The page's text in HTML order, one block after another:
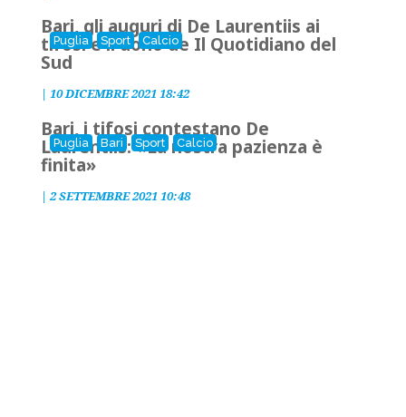
Puglia Sport Calcio
Bari, gli auguri di De Laurentiis ai
tifosi e il dono de Il Quotidiano del
Sud
| 10 DICEMBRE 2021 18:42
Puglia Bari Sport Calcio
Bari, i tifosi contestano De
Laurentiis: «La nostra pazienza è
finita»
| 2 SETTEMBRE 2021 10:48